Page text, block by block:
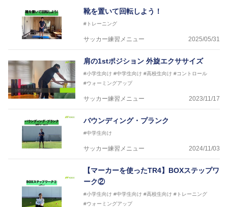
靴を置いて回転しよう！
#トレーニング
サッカー練習メニュー 2025/05/31
肩の1stポジション 外旋エクササイズ
#小学生向け #中学生向け #高校生向け #コントロール
#ウォーミングアップ
サッカー練習メニュー 2023/11/17
バウンディング・プランク
#中学生向け
サッカー練習メニュー 2024/11/03
【マーカーを使ったTR4】BOXステップワ
ーク②
#小学生向け #中学生向け #高校生向け #トレーニング
#ウォーミングアップ